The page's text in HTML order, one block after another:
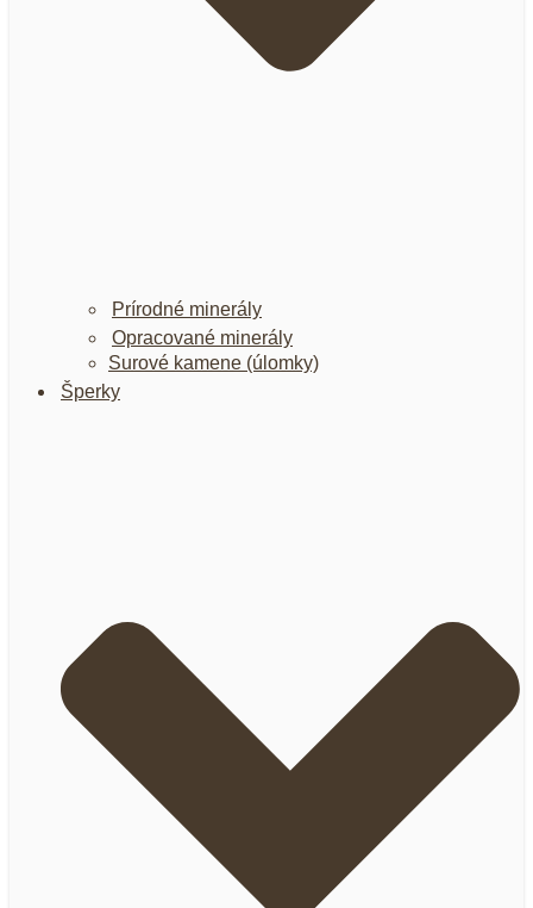
Prírodné minerály
Opracované minerály
Surové kamene (úlomky)
Šperky